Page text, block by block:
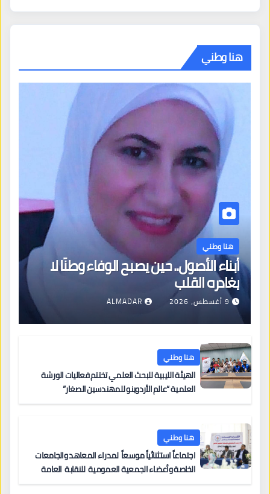
هنا وطني
هنا وطني
أبناء الأصول.. حين يصبح الوفاء وطنًا لا
يغادره القلب
9 أغسطس، 2026 ALMADAR
هنا وطني
الهيئة الليبية للبحث العلمي تختتم فعاليات الورشة
العلمية “عالم الأردوينو للمهندسين الصغار”
هنا وطني
اجتماعاً استثنائياً موسعاً لمدراء المعاهد والجامعات
الخاصة وأعضاء الجمعية العمومية للنقابة العامة